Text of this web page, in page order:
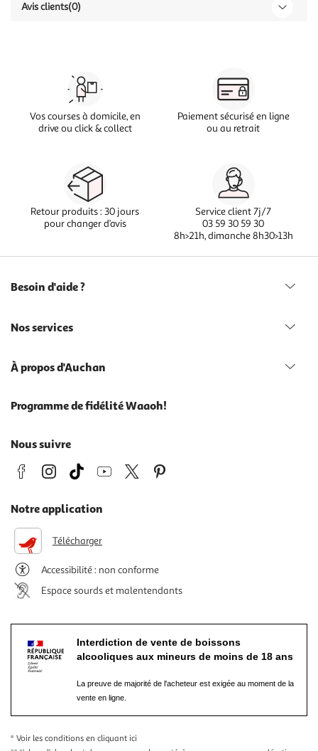
Avis clients(0)
Vos courses à domicile, en
drive ou click & collect
Paiement sécurisé en ligne
ou au retrait
Retour produits : 30 jours
pour changer d’avis
Service client 7j/7
03 59 30 59 30
8h>21h, dimanche 8h30>13h
Besoin d'aide ?
Nos services
À propos d'Auchan
Programme de fidélité Waaoh!
Nous suivre
Notre application
Télécharger
Accessibilité : non conforme
Espace sourds et malentendants
Interdiction de vente de boissons
alcooliques aux mineurs de moins de 18 ans
La preuve de majorité de l'acheteur est exigée au moment de la
vente en ligne.
* Voir les conditions en cliquant ici